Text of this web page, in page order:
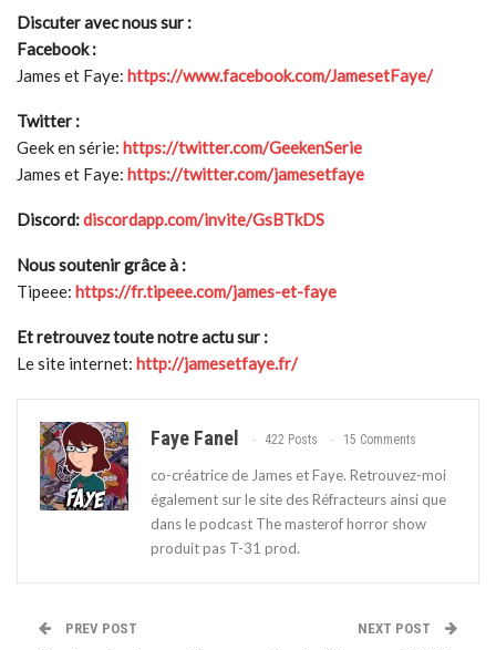
Discuter avec nous sur :
Facebook :
James et Faye: https://www.facebook.com/JamesetFaye/
Twitter :
Geek en série: https://twitter.com/GeekenSerie
James et Faye: https://twitter.com/jamesetfaye
Discord:discordapp.com/invite/GsBTkDS
Nous soutenir grâce à :
Tipeee: https://fr.tipeee.com/james-et-faye
Et retrouvez toute notre actu sur :
Le site internet: http://jamesetfaye.fr/
Faye Fanel 422 Posts 15 Comments
co-créatrice de James et Faye. Retrouvez-moi
également sur le site des Réfracteurs ainsi que
dans le podcast The masterof horror show
produit pas T-31 prod.
PREV POST NEXT POST